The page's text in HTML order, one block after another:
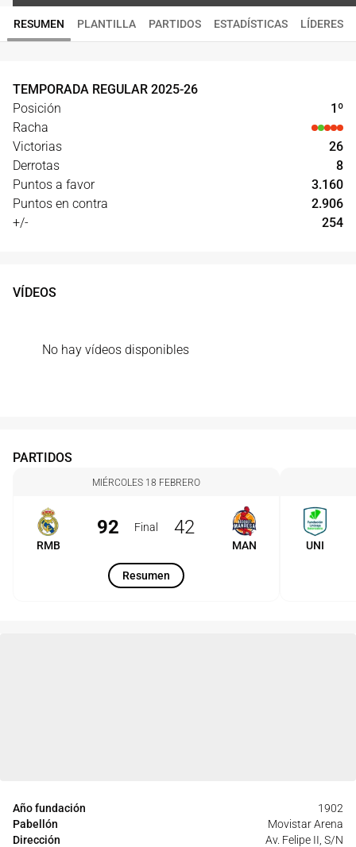
RESUMEN PLANTILLA PARTIDOS ESTADÍSTICAS LÍDERES
TEMPORADA REGULAR 2025-26
Posición
1 º
Racha
Victorias
26
Derrotas
8
Puntos a favor
3.160
Puntos en contra
2.906
+/-
254
Año fundación
1902
Pabellón
Movistar Arena
Dirección
Av. Felipe II, S/N
VÍDEOS
No hay vídeos disponibles
PARTIDOS
MIÉRCOLES 18 FEBRERO
RMB
92 Final 42
MAN
Resumen
UNI